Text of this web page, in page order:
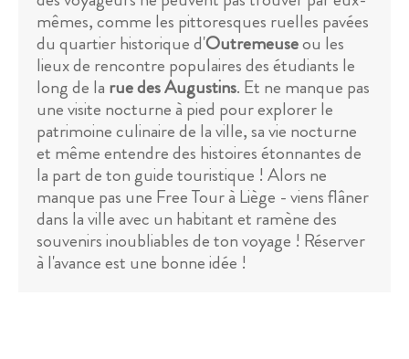
mêmes, comme les pittoresques ruelles pavées
du quartier historique d'Outremeuseou les
lieux de rencontre populaires des étudiants le
long de la rue des Augustins. Et ne manque pas
une visite nocturne à pied pour explorer le
patrimoine culinaire de la ville, sa vie nocturne
et même entendre des histoires étonnantes de
la part de ton guide touristique ! Alors ne
manque pas une Free Tour à Liège - viens flâner
dans la ville avec un habitant et ramène des
souvenirs inoubliables de ton voyage ! Réserver
à l'avance est une bonne idée !